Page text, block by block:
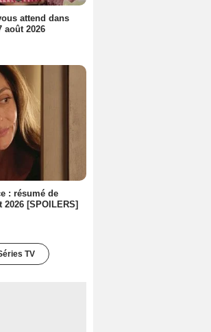
attend dans
août 2026
: résumé de
2026 [SPOILERS]
TV